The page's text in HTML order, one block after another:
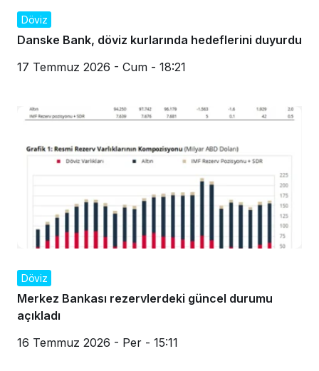
Döviz
Danske Bank, döviz kurlarında hedeflerini duyurdu
17 Temmuz 2026 - Cum - 18:21
Döviz
Merkez Bankası rezervlerdeki güncel durumu
açıkladı
16 Temmuz 2026 - Per - 15:11